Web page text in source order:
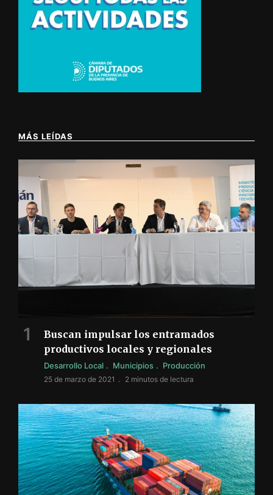
MÁS LEÍDAS
Buscan impulsar los entramados
productivos locales y regionales
Desarrollo Local Municipios Producción
25 de marzo de 2021 2 minutos de lectura